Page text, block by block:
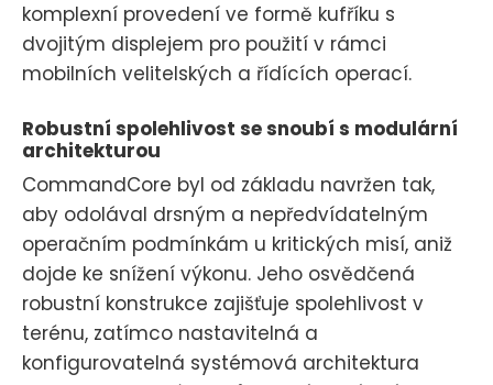
komplexní provedení ve formě kufříku s
dvojitým displejem pro použití v rámci
mobilních velitelských a řídících operací.
Robustní spolehlivost se snoubí s modulární
architekturou
CommandCore byl od základu navržen tak,
aby odolával drsným a nepředvídatelným
operačním podmínkám u kritických misí, aniž
dojde ke snížení výkonu. Jeho osvědčená
robustní konstrukce zajišťuje spolehlivost v
terénu, zatímco nastavitelná a
konfigurovatelná systémová architektura